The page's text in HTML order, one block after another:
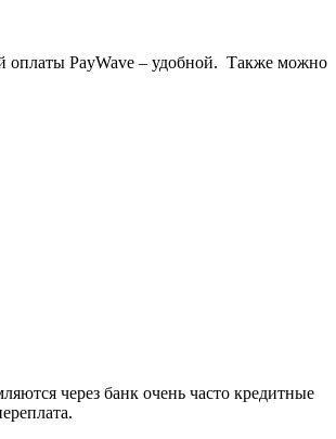
оплаты PayWave – удобной. Также можно
через банк очень часто кредитные